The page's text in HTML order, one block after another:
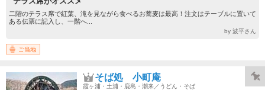
二階のテラス席で紅葉、滝を見ながら食べるお蕎麦は最高！注文はテーブルに置いて
ある伝票に記入し、一階へ...
by 波平さん
ご当地
そば処 小町庵
霞ヶ浦・土浦・鹿島・潮来／うどん・そば